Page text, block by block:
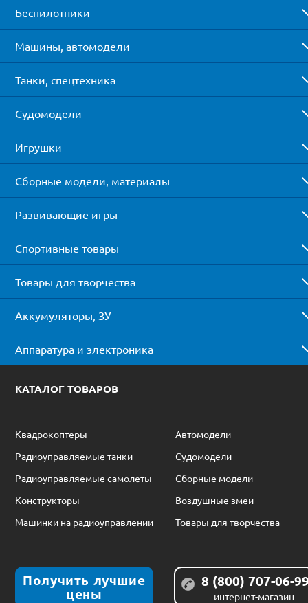
Беспилотники
Машины, автомодели
Танки, спецтехника
Судомодели
Игрушки
Сборные модели, материалы
Развивающие игры
Спортивные товары
Товары для творчества
Аккумуляторы, ЗУ
Аппаратура и электроника
КАТАЛОГ ТОВАРОВ
Квадрокоптеры
Автомодели
Радиоуправляемые танки
Судомодели
Радиоуправляемые самолеты
Сборные модели
Конструкторы
Воздушные змеи
Машинки на радиоуправлении
Товары для творчества
Получить лучшие
цены
8 (800) 707-06-
интернет-магазин